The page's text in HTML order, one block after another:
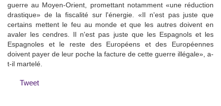
guerre au Moyen-Orient, promettant notamment «une réduction
drastique» de la fiscalité sur l'énergie. «Il n'est pas juste que
certains mettent le feu au monde et que les autres doivent en
avaler les cendres. Il n'est pas juste que les Espagnols et les
Espagnoles et le reste des Européens et des Européennes
doivent payer de leur poche la facture de cette guerre illégale», a-
t-il martelé.
Tweet